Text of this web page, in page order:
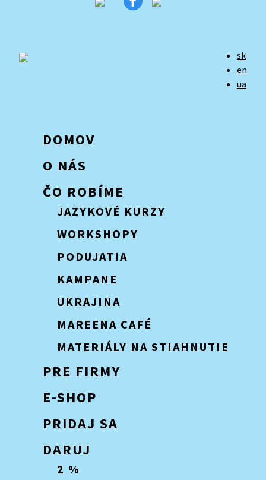
sk
en
ua
DOMOV
O NÁS
ČO ROBÍME
JAZYKOVÉ KURZY
WORKSHOPY
PODUJATIA
KAMPANE
UKRAJINA
MAREENA CAFÉ
MATERIÁLY NA STIAHNUTIE
PRE FIRMY
E-SHOP
PRIDAJ SA
DARUJ
2 %